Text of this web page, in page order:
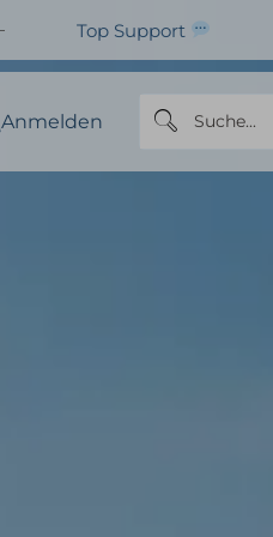
Top Support
Anmelden